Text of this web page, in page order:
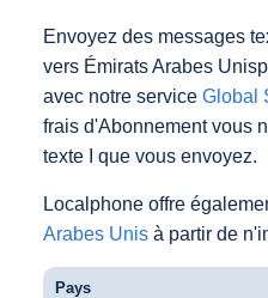
Envoyez des messages
vers Émirats Arabes
avec notre service Global
frais d'Abonnement vous
texte I que vous envoyez.
Localphone offre
Arabes Unis à partir de
Pays